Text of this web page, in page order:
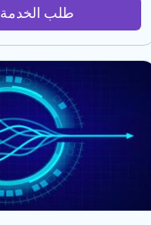
طلب الخدمة